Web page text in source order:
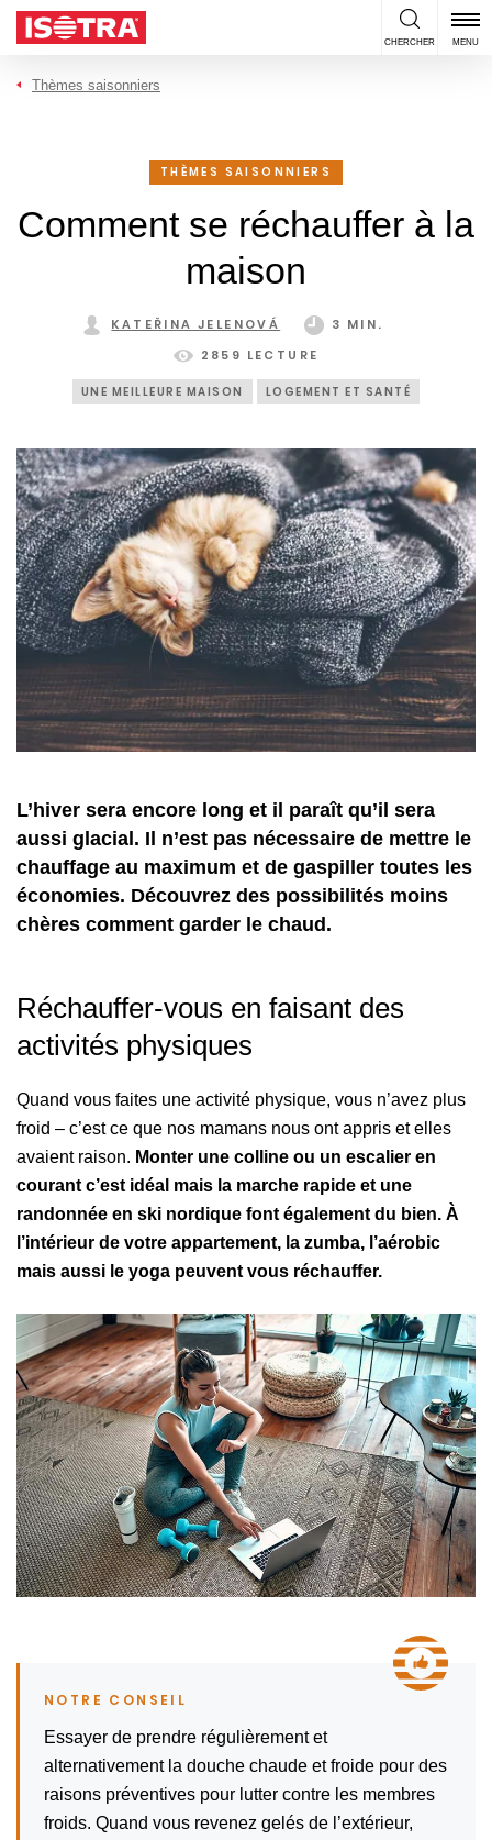
Passer au contenu
CHERCHER MENU
Thèmes saisonniers
THÈMES SAISONNIERS
Comment se réchauffer à la
maison
KATEŘINA JELENOVÁ
3 MIN.
2859 LECTURE
UNE MEILLEURE MAISON LOGEMENT ET SANTÉ
L’hiver sera encore long et il paraît qu’il sera
aussi glacial. Il n’est pas nécessaire de mettre le
chauffage au maximum et de gaspiller toutes les
économies. Découvrez des possibilités moins
chères comment garder le chaud.
Réchauffer-vous en faisant des
activités physiques
Quand vous faites une activité physique, vous n’avez plus
froid – c’est ce que nos mamans nous ont appris et elles
avaient raison. Monter une colline ou un escalier en
courant c’est idéal mais la marche rapide et une
randonnée en ski nordique font également du bien. À
l’intérieur de votre appartement, la zumba, l’aérobic
mais aussi le yoga peuvent vous réchauffer.
Essayer de prendre régulièrement et
alternativement la douche chaude et froide pour des
raisons préventives pour lutter contre les membres
froids. Quand vous revenez gelés de l’extérieur,